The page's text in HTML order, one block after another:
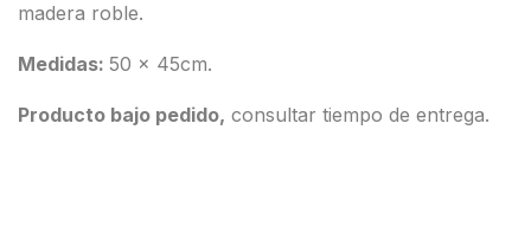
madera roble.
Medidas: 50 x 45cm.
Producto bajo pedido, consultar tiempo de entrega.